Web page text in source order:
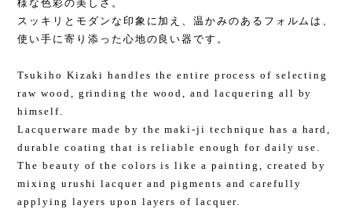
様な色彩の美しさ。
スッキリとモダンな印象に加え、温かみのあるフォルムは、
使い手に寄り添った心地の良い器です。
Tsukiho Kizaki handles the entire process of selecting
raw wood, grinding the wood, and lacquering all by
himself.
Lacquerware made by the maki-ji technique has a hard,
durable coating that is reliable enough for daily use.
The beauty of the colors is like a painting, created by
mixing urushi lacquer and pigments and carefully
applying layers upon layers of lacquer.